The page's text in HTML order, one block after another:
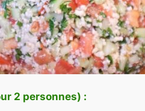
2 personnes) :